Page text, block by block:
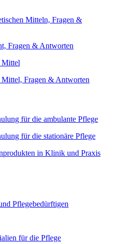
Mitteln, Fragen &
Fragen & Antworten
Mittel
Fragen & Antworten
für die ambulante Pflege
für die stationäre Pflege
in Klinik und Praxis
Pflegebedürftigen
für die Pflege